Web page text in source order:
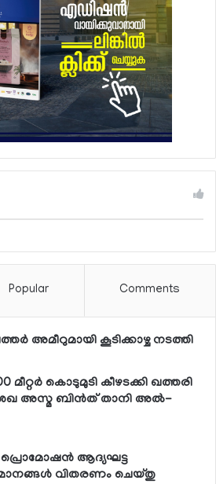
Popular Comments
അമീറുമായി കൂടിക്കാഴ്ച നടത്തി
കൊടുമുടി കീഴടക്കി ഖത്തരി
അസ്മ ബിന്‍ത് താനി അല്‍-
ആദ്യഘട്ട
വിതരണം ചെയ്തു